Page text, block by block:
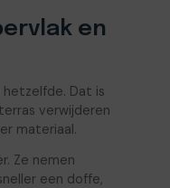
en
Dat is
verwijderen
materiaal.
Ze nemen
een doffe,